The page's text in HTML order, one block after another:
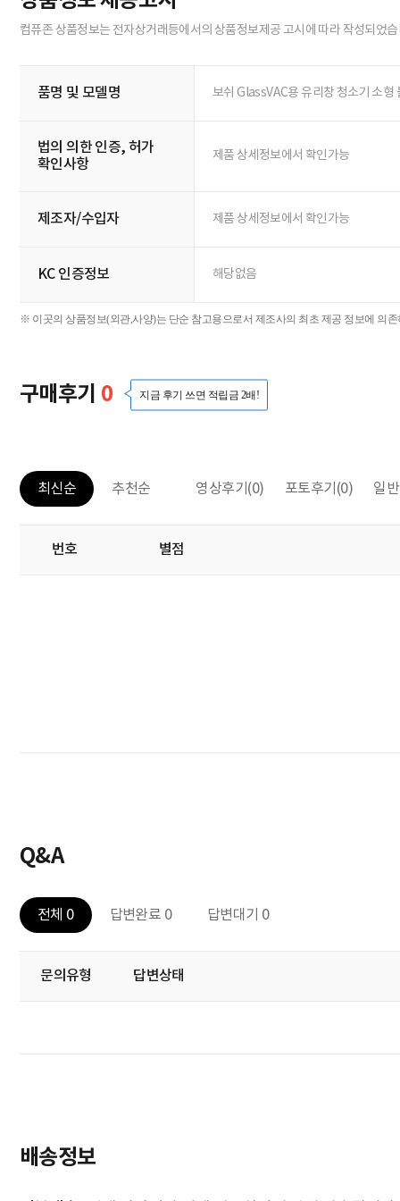
컴퓨존 상품정보는 전자상거래등에서의 상품정보제공 고시에 따라 작성되었습
품명 및 모델명 보쉬 GlassVAC용 유리창 청소기 소
법의 의한 인증, 허가
확인사항
제품 상세정보에서 확인가능
제조자/수입자 제품 상세정보에서 확인가능
KC 인증정보 해당없음
※ 이곳의 상품정보(외관,사양)는 단순 참고용으로서 제조사의 최초 제공 정보에 의
구매후기 0 지금 후기 쓰면 적립금 2배!
최신순 추천순 영상후기 (0) 포토후기 (0) 일
번호 별점
Q&A
전체 0 답변완료 0 답변대기 0
문의유형 답변상태
배송정보